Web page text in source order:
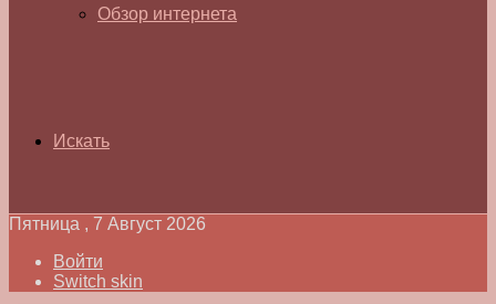
Обзор интернета
Искать
Пятница , 7 Август 2026
Войти
Switch skin